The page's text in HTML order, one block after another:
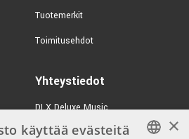
Tuotemerkit
Toimitusehdot
Yhteystiedot
DLX Deluxe Music
verkkokaupan asiakaspalvelu:
×
käyttää evästeitä